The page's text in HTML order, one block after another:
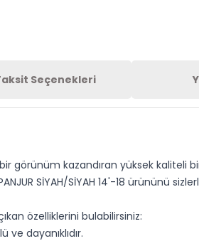
Seçenekleri
bir görünüm kazandıran yüksek
SİYAH/SİYAH 14'-18 ürününü
özelliklerini bulabilirsiniz:
dayanıklıdır.